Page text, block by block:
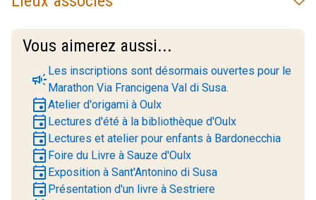
Vous aimerez aussi...
campaignLes inscriptions sont désormais ouvertes pour le
Marathon Via Francigena Val di Susa.
eventAtelier d'origami à Oulx
event Lectures d'été à la bibliothèque d'Oulx
event Lectures et atelier pour enfants à Bardonecchia
event Foire du Livre à Sauze d'Oulx
event Exposition à Sant'Antonino di Susa
event Présentation d'un livre à Sestriere